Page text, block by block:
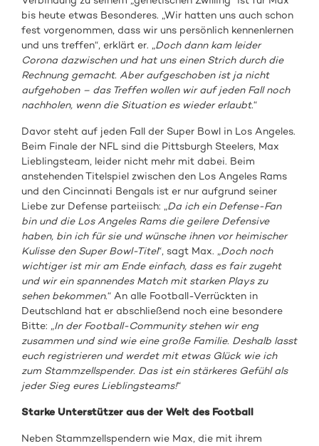
bis heute etwas Besonderes. „Wir hatten uns auch schon
fest vorgenommen, dass wir uns persönlich kennenlernen
und uns treffen“, erklärt er. „Doch dann kam leider
Corona dazwischen und hat uns einen Strich durch die
Rechnung gemacht. Aber aufgeschoben ist ja nicht
aufgehoben – das Treffen wollen wir auf jeden Fall noch
nachholen, wenn die Situation es wieder erlaubt.“
Davor steht auf jeden Fall der Super Bowl in Los Angeles.
Beim Finale der NFL sind die Pittsburgh Steelers, Max
Lieblingsteam, leider nicht mehr mit dabei. Beim
anstehenden Titelspiel zwischen den Los Angeles Rams
und den Cincinnati Bengals ist er nur aufgrund seiner
Liebe zur Defense parteiisch: „Da ich ein Defense-Fan
bin und die Los Angeles Rams die geilere Defensive
haben, bin ich für sie und wünsche ihnen vor heimischer
Kulisse den Super Bowl-Titel“, sagt Max. „Doch noch
wichtiger ist mir am Ende einfach, dass es fair zugeht
und wir ein spannendes Match mit starken Plays zu
sehen bekommen.“ An alle Football-Verrückten in
Deutschland hat er abschließend noch eine besondere
Bitte: „In der Football-Community stehen wir eng
zusammen und sind wie eine große Familie. Deshalb lasst
euch registrieren und werdet mit etwas Glück wie ich
zum Stammzellspender. Das ist ein stärkeres Gefühl als
jeder Sieg eures Lieblingsteams!“
Starke Unterstützer aus der Welt des Football
Neben Stammzellspendern wie Max, die mit ihrem